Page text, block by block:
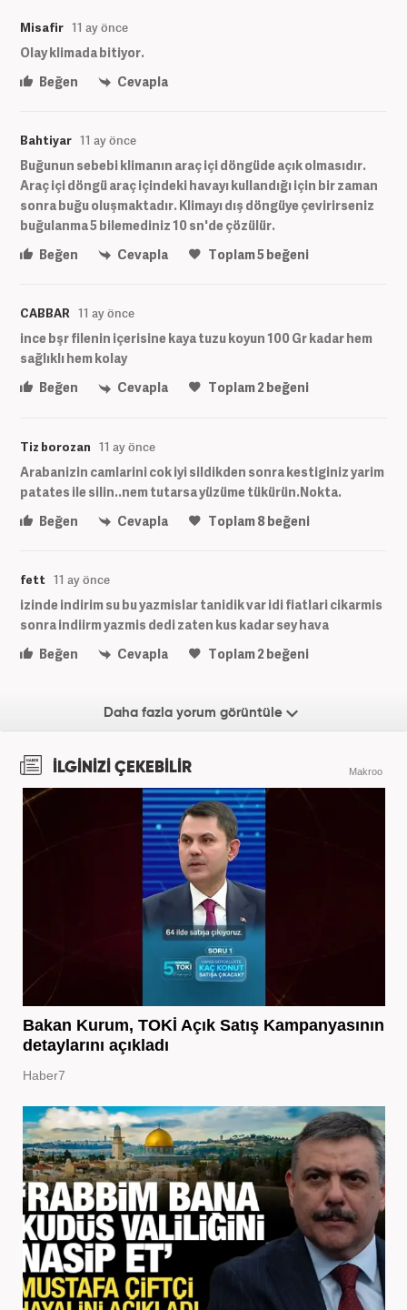
Misafir 11 ay önce
Olay klimada bitiyor.
Beğen
Cevapla
Bahtiyar 11 ay önce
Buğunun sebebi klimanın araç içi döngüde açık olmasıdır.
Araç içi döngü araç içindeki havayı kullandığı için bir zaman
sonra buğu oluşmaktadır. Klimayı dış döngüye çevirirseniz
buğulanma 5 bilemediniz 10 sn'de çözülür.
Beğen
Cevapla Toplam5beğeni
CABBAR 11 ay önce
ince bşr filenin içerisine kaya tuzu koyun 100 Gr kadar hem
sağlıklı hem kolay
Beğen
Cevapla Toplam2beğeni
Tiz borozan 11 ay önce
Arabanizin camlarini cok iyi sildikden sonra kestiginiz yarim
patates ile silin..nem tutarsa yüzüme tükürün.Nokta.
Beğen
Cevapla Toplam8beğeni
fett 11 ay önce
izinde indirim su bu yazmislar tanidik var idi fiatlari cikarmis
sonra indiirm yazmis dedi zaten kus kadar sey hava
Beğen
Cevapla Toplam2beğeni
Daha fazla yorum görüntüle
İLGİNİZİ ÇEKEBİLİR Makroo
Bakan Kurum, TOKİ Açık Satış Kampanyasının
detaylarını açıkladı
Haber7